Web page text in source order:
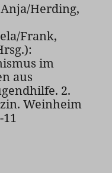
Herding,
Frank,
im
aus
2.
Weinheim